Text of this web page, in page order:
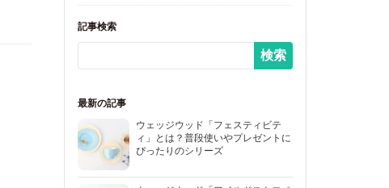
記事検索
最新の記事
ウェッジウッド「フェスティビテ
ィ」とは？普段使いやプレゼントに
ぴったりのシリーズ